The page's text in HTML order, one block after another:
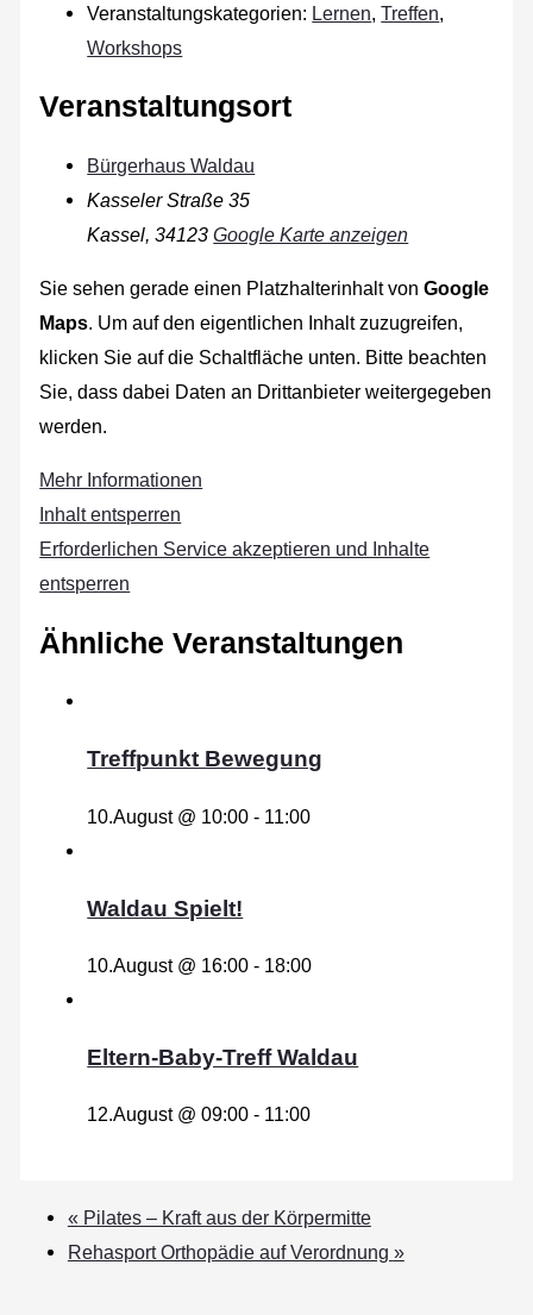
Veranstaltungskategorien: Lernen,Treffen,
Workshops
Veranstaltungsort
Bürgerhaus Waldau
Kasseler Straße 35
Kassel 34123 Google Karte anzeigen
Sie sehen gerade einen Platzhalterinhalt vonGoogle
Maps. Um auf den eigentlichen Inhalt zuzugreifen,
klicken Sie auf die Schaltfläche unten. Bitte beachten
Sie, dass dabei Daten an Drittanbieter weitergegeben
werden.
Mehr Informationen
Inhalt entsperren
Erforderlichen Service akzeptieren und Inhalte
entsperren
Ähnliche Veranstaltungen
Treffpunkt Bewegung
10.August @ 10:00 - 11:00
Waldau Spielt!
10.August @ 16:00 - 18:00
Eltern-Baby-Treff Waldau
12.August @ 09:00 - 11:00
« Pilates – Kraft aus der Körpermitte
Rehasport Orthopädie auf Verordnung »